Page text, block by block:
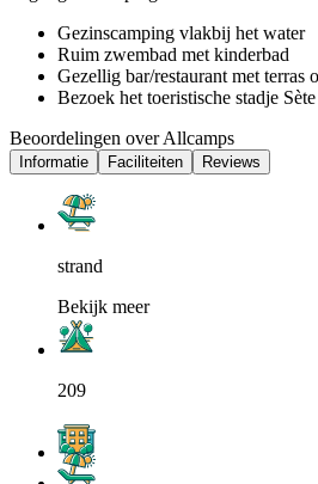
Gezinscamping vlakbij het water
Ruim zwembad met kinderbad
Gezellig bar/restaurant met terras
Bezoek het toeristische stadje Sète
Beoordelingen over Allcamps
Informatie Faciliteiten Reviews
strand
Bekijk meer
209